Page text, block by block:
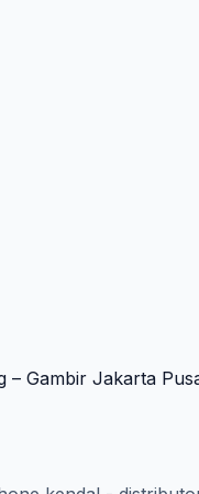
– Gambir Jakarta